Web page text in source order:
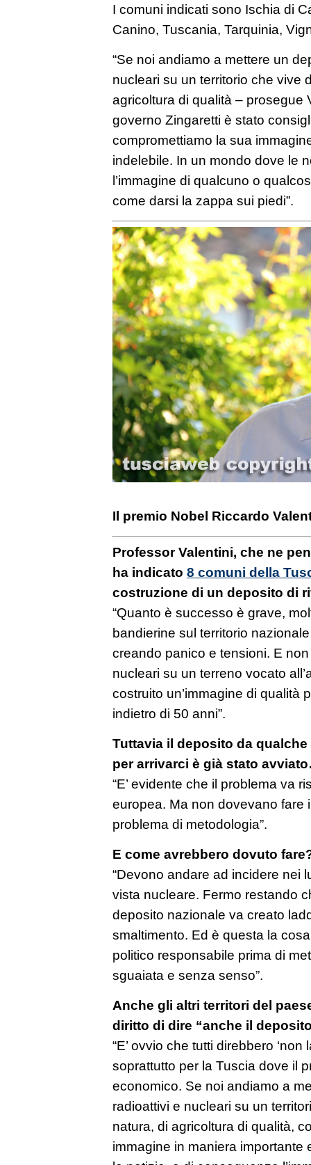
I comuni indicati sono Ischia di
Canino, Tuscania, Tarquinia,
“Se noi andiamo a mettere un
nucleari su un territorio che vive
agricoltura di qualità – prosegue
governo Zingaretti è stato
compromettiamo la sua
indelebile. In un mondo dove le
l’immagine di qualcuno o
come darsi la zappa sui piedi”.
Il premio Nobel Riccardo
Professor Valentini, che ne
ha indicato 8 comuni della
costruzione di un deposito di
“Quanto è successo è grave,
bandierine sul territorio
creando panico e tensioni. E
nucleari su un terreno vocato
costruito un’immagine di qualità
indietro di 50 anni”.
Tuttavia il deposito da
per arrivarci è già stato
“E’ evidente che il problema va
europea. Ma non dovevano fare
problema di metodologia”.
E come avrebbero dovuto
“Devono andare ad incidere nei
vista nucleare. Fermo restando
deposito nazionale va creato
smaltimento. Ed è questa la
politico responsabile prima di
sguaiata e senza senso”.
Anche gli altri territori del
diritto di dire “anche il
“E’ ovvio che tutti direbbero
soprattutto per la Tuscia dove il
economico. Se noi andiamo a
radioattivi e nucleari su un
natura, di agricoltura di qualità,
immagine in maniera